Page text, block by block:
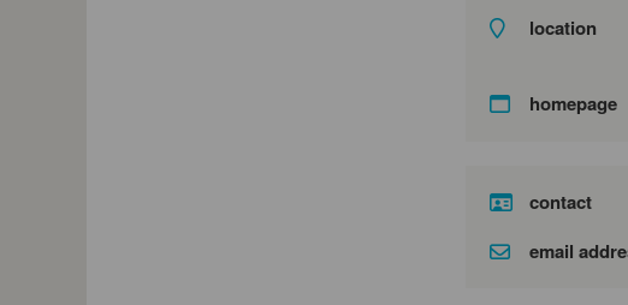
location
homepage
contact
email